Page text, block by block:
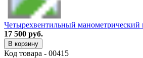
Четырехвентильный манометрический
17 500 руб.
В корзину
Код товара - 00415